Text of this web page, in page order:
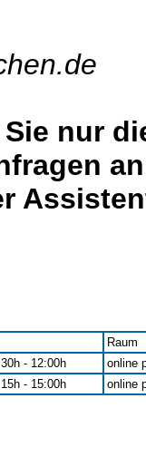
nur
Raum
- 12:00h
online
- 15:00h online